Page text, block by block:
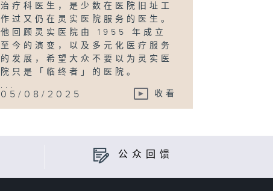
治疗科医生，是少数在医院旧址工
作过又仍在灵实医院服务的医生。
他回顾灵实医院由 1955 年成立
至今的演变，以及多元化医疗服务
的发展，希望大众不要以为灵实医
院只是「临终者」的医院。
...
05/08/2025 收看
公众回馈